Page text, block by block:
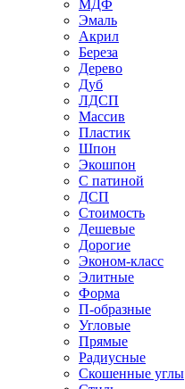
МДФ
Эмаль
Акрил
Береза
Дерево
Дуб
ЛДСП
Массив
Пластик
Шпон
Экошпон
С патиной
ДСП
Стоимость
Дешевые
Дорогие
Эконом-класс
Элитные
Форма
П-образные
Угловые
Прямые
Радиусные
Скошенные углы